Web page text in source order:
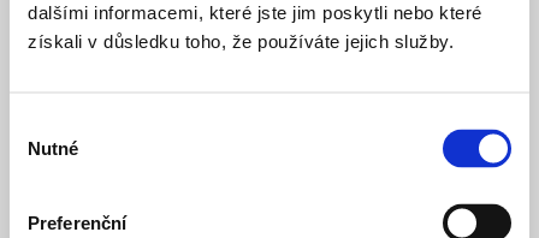
dalšími informacemi, které jste jim poskytli nebo které
získali v důsledku toho, že používáte jejich služby.
souhlasu
Nutné
Preferenční
4 months ago
Smíchov
railway